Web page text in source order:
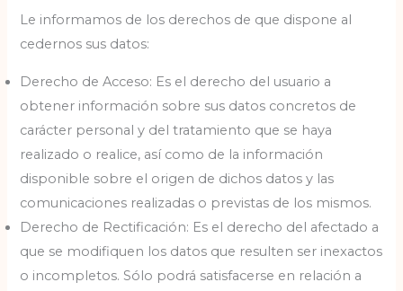
Le informamos de los derechos de que dispone al
cedernos sus datos:
Derecho de Acceso: Es el derecho del usuario a
obtener información sobre sus datos concretos de
carácter personal y del tratamiento que se haya
realizado o realice, así como de la información
disponible sobre el origen de dichos datos y las
comunicaciones realizadas o previstas de los mismos.
Derecho de Rectificación: Es el derecho del afectado a
que se modifiquen los datos que resulten ser inexactos
o incompletos. Sólo podrá satisfacerse en relación a